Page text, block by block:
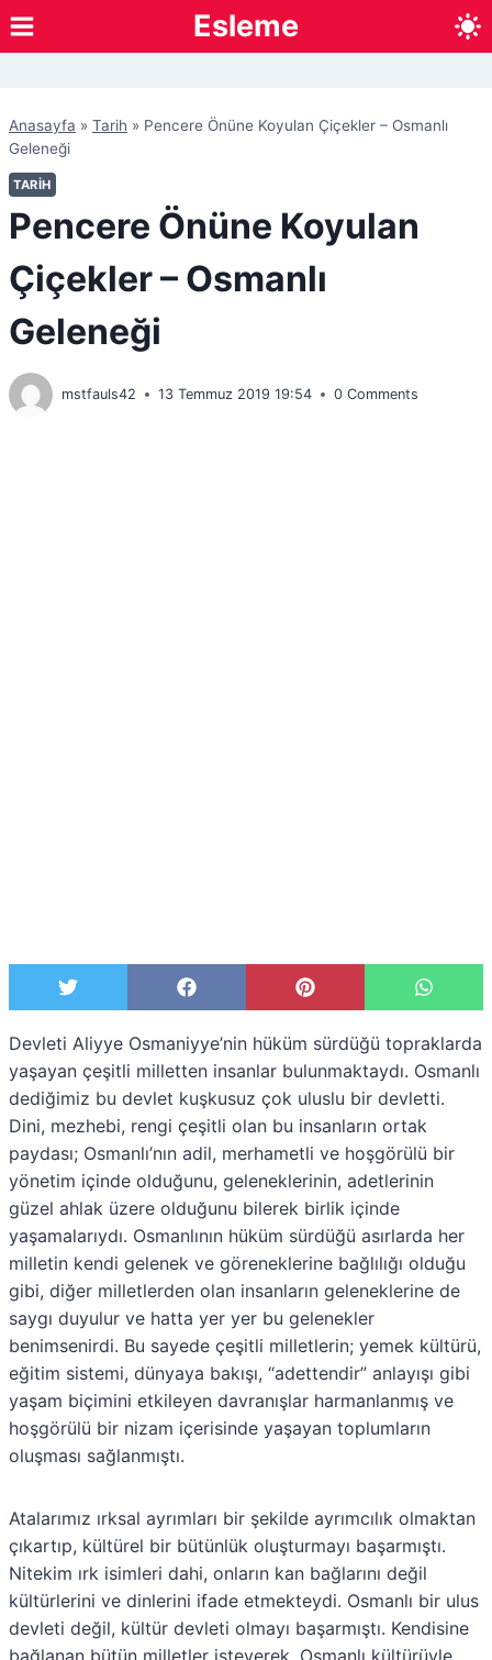
Skip
to
Esleme
Anasayfa » Tarih » Pencere Önüne Koyulan Çiçekler – Osmanlı
Geleneği
TARIH
Pencere Önüne Koyulan
Çiçekler – Osmanlı
Geleneği
mstfauls42 13 Temmuz 2019 19:54 0 Comments
h
r
e
o
n
w
t
e
r
S
h
r
e
o
n
F
a
e
b
o
o
k
S
h
r
e
o
n
P
i
t
e
r
e
s
t
S
h
r
e
o
n
W
h
t
s
A
p
Devleti Aliyye Osmaniyye’nin hüküm sürdüğü topraklarda
yaşayan çeşitli milletten insanlar bulunmaktaydı. Osmanlı
dediğimiz bu devlet kuşkusuz çok uluslu bir devletti.
Dini, mezhebi, rengi çeşitli olan bu insanların ortak
paydası; Osmanlı’nın adil, merhametli ve hoşgörülü bir
yönetim içinde olduğunu, geleneklerinin, adetlerinin
güzel ahlak üzere olduğunu bilerek birlik içinde
yaşamalarıydı. Osmanlının hüküm sürdüğü asırlarda her
milletin kendi gelenek ve göreneklerine bağlılığı olduğu
gibi, diğer milletlerden olan insanların geleneklerine de
saygı duyulur ve hatta yer yer bu gelenekler
benimsenirdi. Bu sayede çeşitli milletlerin; yemek kültürü,
eğitim sistemi, dünyaya bakışı, “adettendir” anlayışı gibi
yaşam biçimini etkileyen davranışlar harmanlanmış ve
hoşgörülü bir nizam içerisinde yaşayan toplumların
oluşması sağlanmıştı.
Atalarımız ırksal ayrımları bir şekilde ayrımcılık olmaktan
çıkartıp, kültürel bir bütünlük oluşturmayı başarmıştı.
Nitekim ırk isimleri dahi, onların kan bağlarını değil
kültürlerini ve dinlerini ifade etmekteydi. Osmanlı bir ulus
devleti değil, kültür devleti olmayı başarmıştı. Kendisine
bağlanan bütün milletler isteyerek, Osmanlı kültürüyle